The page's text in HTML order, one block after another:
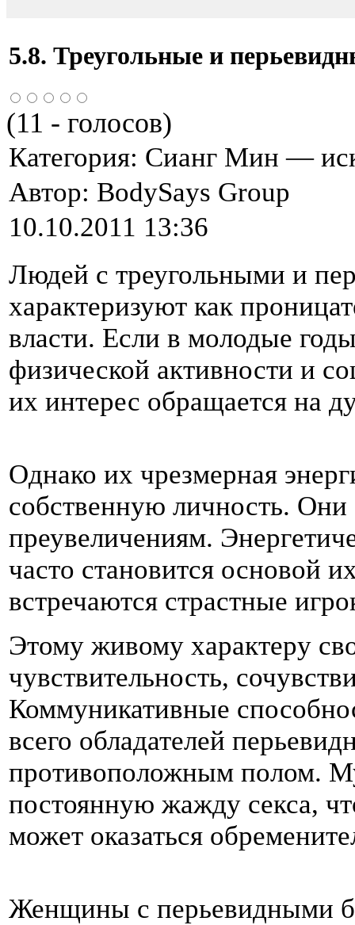
5.8. Треугольные и
(11 - голосов)
Категория: Сианг Мин —
Автор: BodySays Group
10.10.2011 13:36
Людей с треугольными и
характеризуют как
власти. Если в молодые
физической активности и
их интерес обращается на
Однако их чрезмерная
собственную личность.
преувеличениям.
часто становится основой
встречаются страстные
Этому живому характеру
чувствительность,
Коммуникативные
всего обладателей
противоположным полом.
постоянную жажду секса,
может оказаться
Женщины с перьевидными